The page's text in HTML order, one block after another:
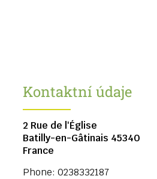
Kontaktní údaje
2 Rue de l'Église
Batilly-en-Gâtinais 45340
France
Phone: 0238332187